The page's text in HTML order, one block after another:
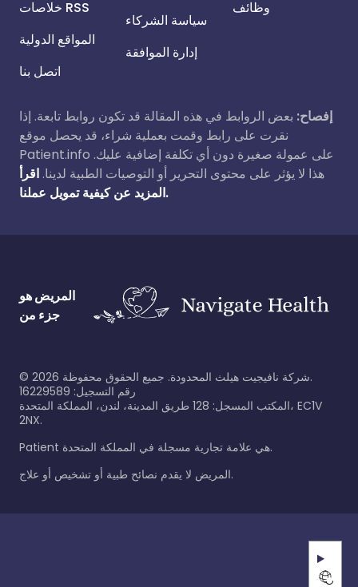
خلاصات RSS
المواقع الدولية
اتصل بنا
سياسة الشركاء
إدارة الموافقة
وظائف
إفصاح: بعض الروابط في هذه المقالة قد تكون روابط تابعة. إذا
نقرت على رابط وقمت بعملية شراء، قد يحصل موقع
Patient.info على عمولة صغيرة دون أي تكلفة إضافية عليك.
هذا لا يؤثر على محتوى التحرير أو التوصيات الطبية لدينا. اقرأ
المزيد عن كيفية تمويل عملنا.
المريض هو
جزء من
© 2026
شركة نافيجيت هيلث المحدودة. جميع الحقوق محفوظة.
رقم التسجيل: 16229589
المكتب المسجل: 128 طريق المدينة، لندن، المملكة المتحدة، EC1V
2NX.
Patient هي علامة تجارية مسجلة في المملكة المتحدة.
المريض لا يقدم نصائح طبية أو تشخيص أو علاج.